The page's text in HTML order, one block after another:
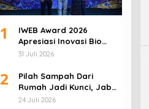
1
IWEB Award 2026
Apresiasi Inovasi Bio
Farma, Langkah
Kesehatan Kian Menguat
31 Juli 2026
2
Pilah Sampah Dari
Rumah Jadi Kunci, Jabar
Berseka Ditarget Tuntas
24 Juli 2026